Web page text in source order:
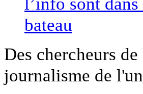
Des chercheurs
journalisme de